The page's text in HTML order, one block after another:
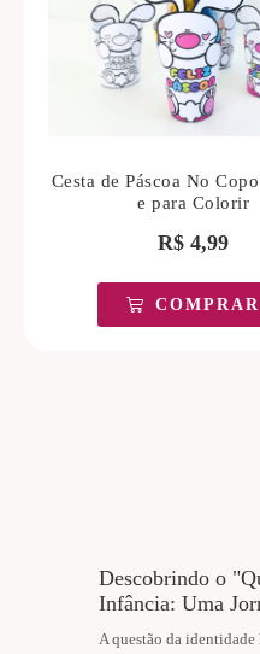
Cesta de Páscoa No
e para Colorir
R$ 4,99
COMPRAR
Descobrindo o
Infância: Uma
A questão da